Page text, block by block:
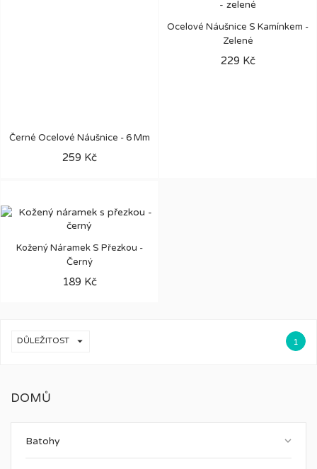
DOMŮ
Batohy keyboard_arrow_down
Černé Ocelové Náušnice - 6 Mm
259 Kč
Ocelové Náušnice S Kamínkem -
Zelené
229 Kč
Kožený Náramek S Přezkou -
Černý
189 Kč
DŮLEŽITOST  1